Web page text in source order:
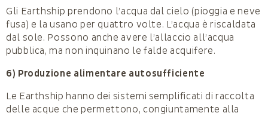
Gli Earthship prendono l’acqua dal cielo (pioggia e neve
fusa) e la usano per quattro volte. L’acqua è riscaldata
dal sole. Possono anche avere l’allaccio all’acqua
pubblica, ma non inquinano le falde acquifere.
6) Produzione alimentare autosufficiente
Le Earthship hanno dei sistemi semplificati di raccolta
delle acque che permettono, congiuntamente alla